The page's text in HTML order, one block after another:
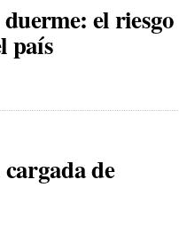
el riesgo
país
de